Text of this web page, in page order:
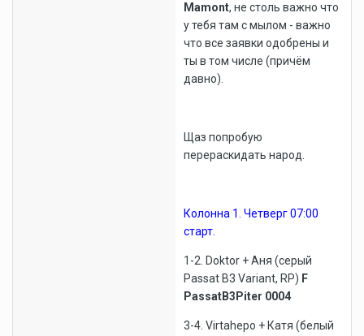
Mamont, не столь важно что
у тебя там с мылом - важно
что все заявки одобрены и
ты в том числе (причём
давно).
Щаз попробую
перераскидать народ.
Колонна 1. Четверг 07:00
старт.
1-2. Doktor + Аня (серый
Passat B3 Variant, RP) F
PassatB3Piter 0004
3-4. Virtahepo + Катя (белый